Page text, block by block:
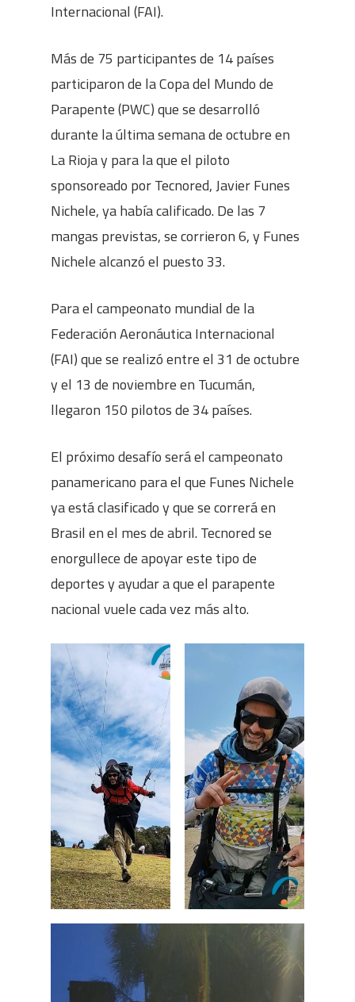
Internacional (FAI).
Más de 75 participantes de 14 países
participaron de la Copa del Mundo de
Parapente (PWC) que se desarrolló
durante la última semana de octubre en
La Rioja y para la que el piloto
sponsoreado por Tecnored, Javier Funes
Nichele, ya había calificado. De las 7
mangas previstas, se corrieron 6, y Funes
Nichele alcanzó el puesto 33.
Para el campeonato mundial de la
Federación Aeronáutica Internacional
(FAI) que se realizó entre el 31 de octubre
y el 13 de noviembre en Tucumán,
llegaron 150 pilotos de 34 países.
El próximo desafío será el campeonato
panamericano para el que Funes Nichele
ya está clasificado y que se correrá en
Brasil en el mes de abril. Tecnored se
enorgullece de apoyar este tipo de
deportes y ayudar a que el parapente
nacional vuele cada vez más alto.